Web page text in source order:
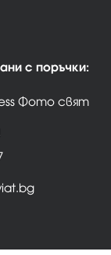
с поръчки:
Фото свят